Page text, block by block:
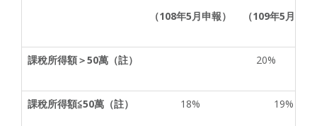
（108年5 月申報） （109年5 月申
課稅所得額＞50萬（註） 20%
課稅所得額≦50萬（註） 18% 19%